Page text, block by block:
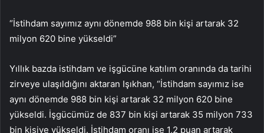
“İstihdam sayımız aynı dönemde 988 bin kişi artarak 32
milyon 620 bine yükseldi”
Yıllık bazda istihdam ve işgücüne katılım oranında da tarihi
zirveye ulaşıldığını aktaran Işıkhan, “İstihdam sayımız ise
aynı dönemde 988 bin kişi artarak 32 milyon 620 bine
yükseldi. İşgücümüz de 837 bin kişi artarak 35 milyon 733
bin kişiye yükseldi. İstihdam oranı ise 1,2 puan artarak